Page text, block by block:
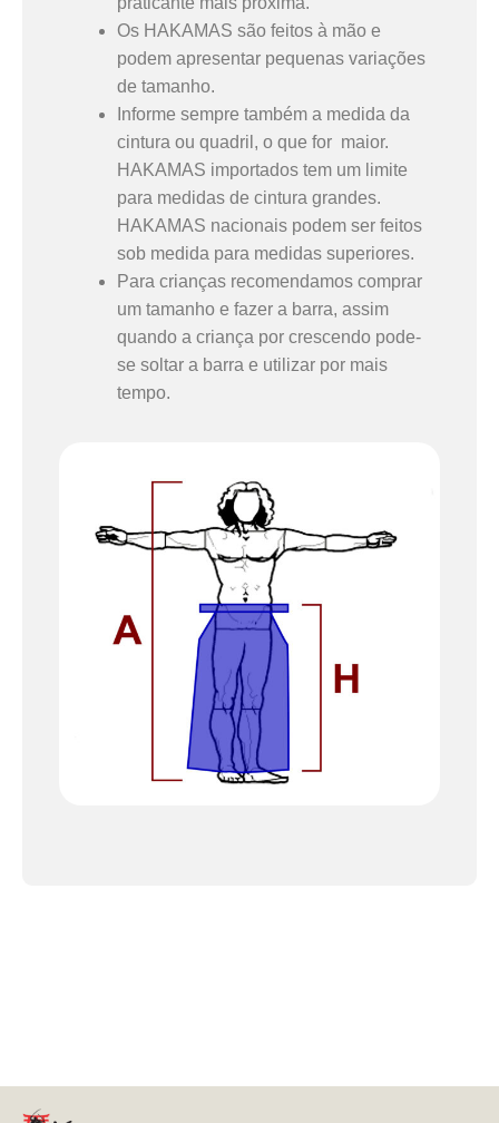
Os HAKAMAS são feitos à mão e
podem apresentar pequenas variações
de tamanho.
Informe sempre também a medida da
cintura ou quadril, o que for maior.
HAKAMAS importados tem um limite
para medidas de cintura grandes.
HAKAMAS nacionais podem ser feitos
sob medida para medidas superiores.
Para crianças recomendamos comprar
um tamanho e fazer a barra, assim
quando a criança por crescendo pode-
se soltar a barra e utilizar por mais
tempo.